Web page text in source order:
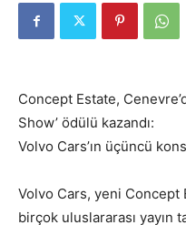
Concept Estate,
Show’ ödülü kazandı:
Volvo Cars’ın üçüncü
Volvo Cars, yeni
birçok uluslararası yayın